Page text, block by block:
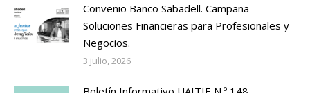
Convenio Banco Sabadell. Campaña
Soluciones Financieras para Profesionales y
Negocios.
3 julio, 2026